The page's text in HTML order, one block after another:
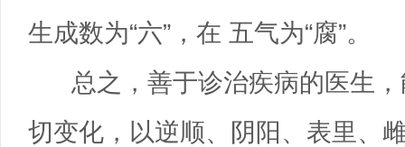
生成数为“六”，在 五气为“腐”。
总之，善于诊治疾病的医生，
切变化，以逆顺、阴阳、表里、